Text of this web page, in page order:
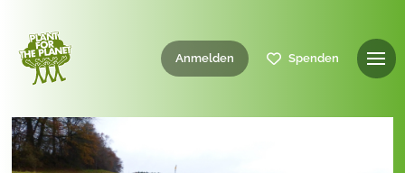
Anmelden Spenden